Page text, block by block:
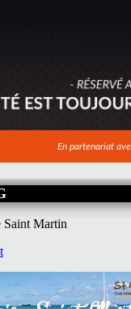
En partenariat